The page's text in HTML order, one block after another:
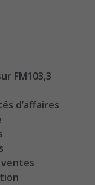
FM103,3
d’affaires
ventes